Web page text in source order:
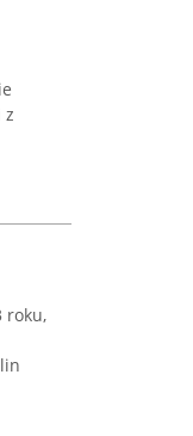
z
roku,